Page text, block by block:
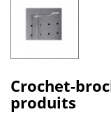
Crochet-
produits